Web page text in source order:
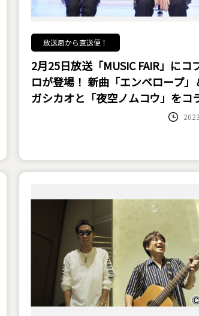
放送局から直送便！
2月25日放送「MUSIC FAIR」にコ
ロが登場！ 新曲「エンベロープ」
ガシカオと「夜空ノムコウ」をコ